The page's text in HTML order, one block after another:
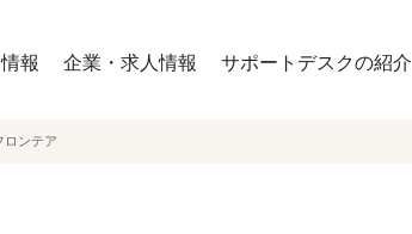
報 企業・求人情報 サポートデスクの紹介
ロンテア